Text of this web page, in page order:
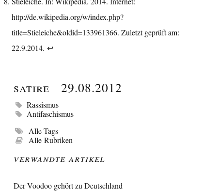
http://de.wikipedia.org/w/index.php?
title=Stieleiche&oldid=133961366. Zuletzt geprüft am:
22.9.2014. ↩︎
Satire 29.08.2012
Rassismus
Antifaschismus
Alle Tags
Alle Rubriken
Verwandte Artikel
Der Voodoo gehört zu Deutschland